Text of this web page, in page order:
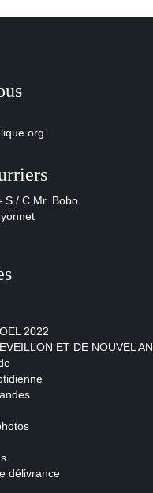
S / C Mr. Bobo
2022
ET DE NOUVEL AN
délivrance